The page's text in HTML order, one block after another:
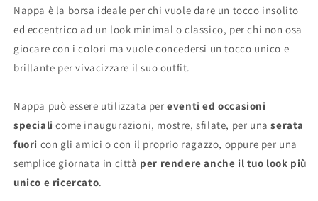
Nappa è la borsa ideale per chi vuole dare un tocco insolito
ed eccentrico ad un look minimal o classico, per chi non osa
giocare con i colori ma vuole concedersi un tocco unico e
brillante per vivacizzare il suo outfit.
Nappa può essere utilizzata pereventi ed occasioni
speciali come inaugurazioni, mostre, sfilate, per unaserata
fuori con gli amici o con il proprio ragazzo, oppure per una
semplice giornata in città per rendere anche il tuo look più
unico e ricercato.